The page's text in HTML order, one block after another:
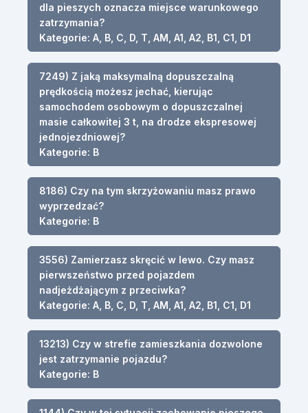
dla pieszych oznacza miejsce warunkowego
zatrzymania?
Kategorie: A, B, C, D, T, AM, A1, A2, B1, C1, D1
7249) Z jaką maksymalną dopuszczalną
prędkością możesz jechać, kierując
samochodem osobowym o dopuszczalnej
masie całkowitej 3 t, na drodze ekspresowej
jednojezdniowej?
Kategorie: B
8186) Czy na tym skrzyżowaniu masz prawo
wyprzedzać?
Kategorie: B
3556) Zamierzasz skręcić w lewo. Czy masz
pierwszeństwo przed pojazdem
nadjeżdżającym z przeciwka?
Kategorie: A, B, C, D, T, AM, A1, A2, B1, C1, D1
13213) Czy w strefie zamieszkania dozwolone
jest zatrzymanie pojazdu?
Kategorie: B